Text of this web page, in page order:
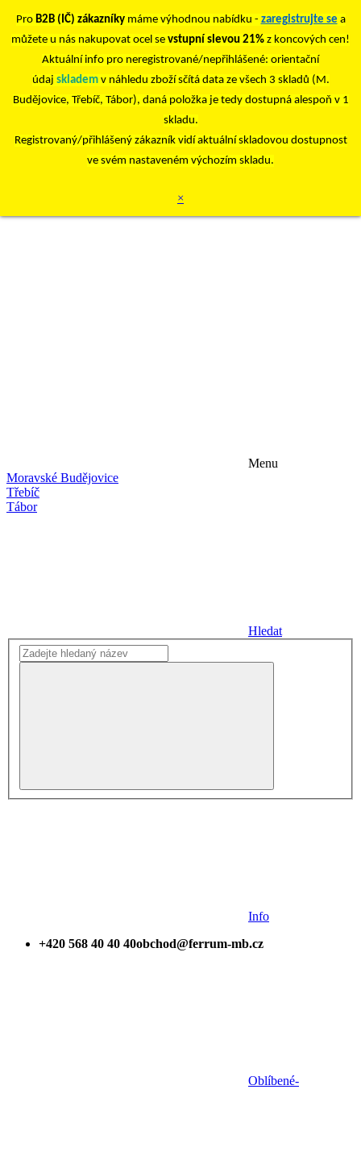
Pro B2B (IČ) zákazníkymáme výhodnou nabídku - zaregistrujte se a
můžete u nás nakupovat ocel se vstupní slevou 21% z koncových cen!
Aktuální info pro neregistrované/nepřihlášené: orientační
údaj skladem v náhledu zboží sčítá data ze všech 3 skladů (M.
Budějovice, Třebíč, Tábor), daná položka je tedy dostupná alespoň v 1
skladu.
Registrovaný/přihlášený zákazník vidí aktuální skladovou dostupnost
ve svém nastaveném výchozím skladu.
×
Menu
Moravské Budějovice
Třebíč
Tábor
Hledat
Info
+420 568 40 40 40obchod@ferrum-mb.cz
Oblíbené-